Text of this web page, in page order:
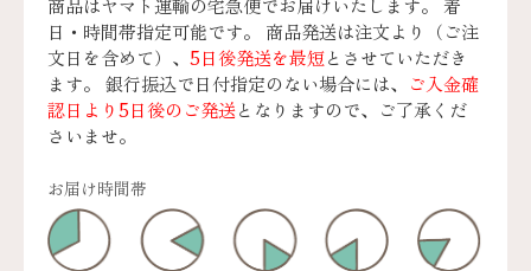
商品はヤマト運輸の宅急便でお届けいたします。 着
日・時間帯指定可能です。 商品発送は注文より（ご注
文日を含めて）、 5日後発送を最短とさせていただき
ます。 銀行振込で日付指定のない場合には、
ご入金確
認日より5日後のご発送となりますので、ご了承くだ
さいませ。
お届け時間帯